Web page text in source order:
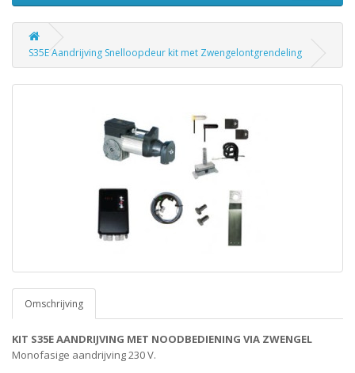
S35E Aandrijving Snelloopdeur kit met Zwengelontgrendeling
Omschrijving
KIT S35E AANDRIJVING MET NOODBEDIENING VIA ZWENGEL
Monofasige aandrijving 230 V.